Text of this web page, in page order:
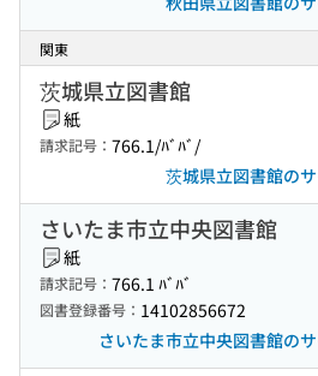
関東
茨城県立図書館
紙
請求記号： 766.1/ﾊﾞﾊﾞ/
茨城県立図書館の
さいたま市立中央図書館
紙
請求記号： 766.1 ﾊﾞﾊﾞ
図書登録番号： 14102856672
さいたま市立中央図書館の